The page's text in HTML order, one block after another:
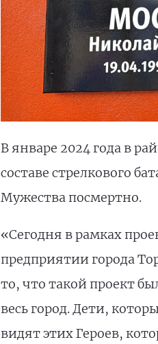
В январе 2024 года в
составе стрелкового
Мужества посмертно.
«Сегодня в рамках
предприятии города
то, что такой проект
весь город. Дети,
видят этих Героев,